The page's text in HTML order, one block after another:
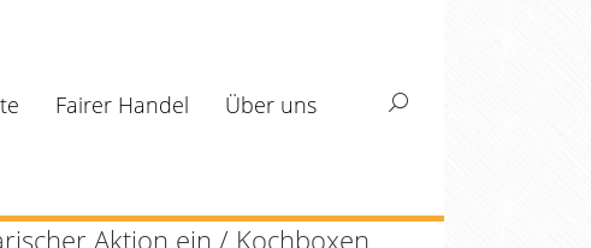
Fairer Handel Über uns Search:
Aktion ein / Kochboxen